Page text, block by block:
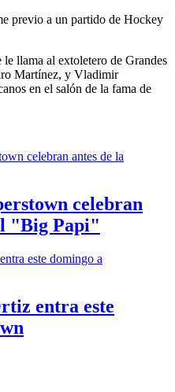
previo a un partido de Hockey
le llama al extoletero de Grandes
Martínez, y Vladimir
en el salón de la fama de
celebran
"Big Papi"
entra este